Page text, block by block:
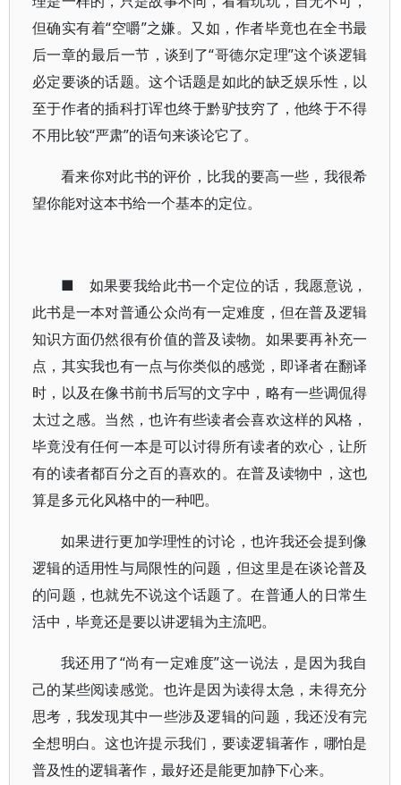
但确实有着“空嚼”之嫌。又如，作者毕竟也在全书最
后一章的最后一节，谈到了“哥德尔定理”这个谈逻辑
必定要谈的话题。这个话题是如此的缺乏娱乐性，以
至于作者的插科打诨也终于黔驴技穷了，他终于不得
不用比较“严肃”的语句来谈论它了。
看来你对此书的评价，比我的要高一些，我很希
望你能对这本书给一个基本的定位。
■ 如果要我给此书一个定位的话，我愿意说，
此书是一本对普通公众尚有一定难度，但在普及逻辑
知识方面仍然很有价值的普及读物。如果要再补充一
点，其实我也有一点与你类似的感觉，即译者在翻译
时，以及在像书前书后写的文字中，略有一些调侃得
太过之感。当然，也许有些读者会喜欢这样的风格，
毕竟没有任何一本是可以讨得所有读者的欢心，让所
有的读者都百分之百的喜欢的。在普及读物中，这也
算是多元化风格中的一种吧。
如果进行更加学理性的讨论，也许我还会提到像
逻辑的适用性与局限性的问题，但这里是在谈论普及
的问题，也就先不说这个话题了。在普通人的日常生
活中，毕竟还是要以讲逻辑为主流吧。
我还用了“尚有一定难度”这一说法，是因为我自
己的某些阅读感觉。也许是因为读得太急，未得充分
思考，我发现其中一些涉及逻辑的问题，我还没有完
全想明白。这也许提示我们，要读逻辑著作，哪怕是
普及性的逻辑著作，最好还是能更加静下心来。